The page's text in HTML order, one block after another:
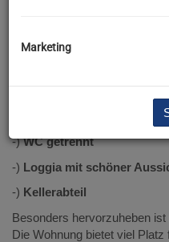
Schlafzimmer.
-)Schrankraum und
Bad mit Dusche und
-)WC getrennt
-) Loggia mit schöner
-) Kellerabteil
Besonders hervorzuheben ist
Die Wohnung bietet viel
Marketing